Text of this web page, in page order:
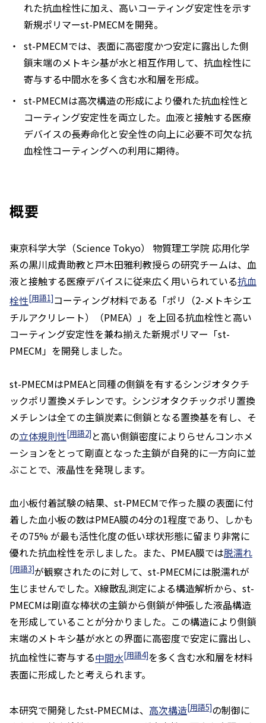
れた抗血栓性に加え、高いコーティング安定性を示す
新規ポリマーst-PMECMを開発。
st-PMECMでは、表面に高密度かつ安定に露出した側
鎖末端のメトキシ基が水と相互作用して、抗血栓性に
寄与する中間水を多く含む水和層を形成。
st-PMECMは高次構造の形成により優れた抗血栓性と
コーティング安定性を両立した。血液と接触する医療
デバイスの長寿命化と安全性の向上に必要不可欠な抗
血栓性コーティングへの利用に期待。
概要
東京科学大学（Science Tokyo） 物質理工学院 応用化学
系の黒川成貴助教と戸木田雅利教授らの研究チームは、血
液と接触する医療デバイスに従来広く用いられている抗血
栓性[用語1]コーティング材料である「ポリ（2-メトキシエ
チルアクリレート）（PMEA）」を上回る抗血栓性と高い
コーティング安定性を兼ね揃えた新規ポリマー「st-
PMECM」を開発しました。
st-PMECMはPMEAと同種の側鎖を有するシンジオタクチ
ックポリ置換メチレンです。シンジオタクチックポリ置換
メチレンは全ての主鎖炭素に側鎖となる置換基を有し、そ
の立体規則性[用語2] と高い側鎖密度によりらせんコンホメ
ーションをとって剛直となった主鎖が自発的に一方向に並
ぶことで、液晶性を発現します。
血小板付着試験の結果、 st-PMECMで作った膜の表面に付
着した血小板の数はPMEA膜の4分の1程度であり、しかも
その75% が最も活性化度の低い球状形態に留まり非常に
優れた抗血栓性を示しました。また、PMEA膜では脱濡れ
[用語3]が観察されたのに対して、 st-PMECMには脱濡れが
生じませんでした。X線散乱測定による構造解析から、 st-
PMECMは剛直な棒状の主鎖から側鎖が伸張した液晶構造
を形成していることが分かりました。この構造により側鎖
末端のメトキシ基が水との界面に高密度で安定に露出し、
抗血栓性に寄与する中間水[用語4]を多く含む水和層を材料
表面に形成したと考えられます。
本研究で開発したst-PMECMは、 高次構造[用語5]の制御に